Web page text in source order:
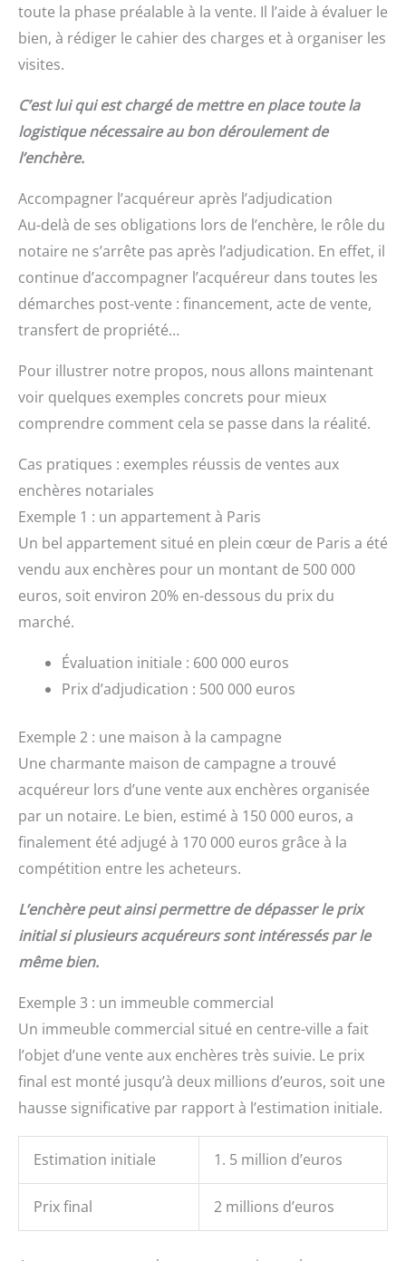
toute la phase préalable à la vente. Il l’aide à évaluer le
bien, à rédiger le cahier des charges et à organiser les
visites.
C’est lui qui est chargé de mettre en place toute la
logistique nécessaire au bon déroulement de
l’enchère.
Accompagner l’acquéreur après l’adjudication
Au-delà de ses obligations lors de l’enchère, le rôle du
notaire ne s’arrête pas après l’adjudication. En effet, il
continue d’accompagner l’acquéreur dans toutes les
démarches post-vente : financement, acte de vente,
transfert de propriété…
Pour illustrer notre propos, nous allons maintenant
voir quelques exemples concrets pour mieux
comprendre comment cela se passe dans la réalité.
Cas pratiques : exemples réussis de ventes aux
enchères notariales
Exemple 1 : un appartement à Paris
Un bel appartement situé en plein cœur de Paris a été
vendu aux enchères pour un montant de 500 000
euros, soit environ 20% en-dessous du prix du
marché.
Évaluation initiale : 600 000 euros
Prix d’adjudication : 500 000 euros
Exemple 2 : une maison à la campagne
Une charmante maison de campagne a trouvé
acquéreur lors d’une vente aux enchères organisée
par un notaire. Le bien, estimé à 150 000 euros, a
finalement été adjugé à 170 000 euros grâce à la
compétition entre les acheteurs.
L’enchère peut ainsi permettre de dépasser le prix
initial si plusieurs acquéreurs sont intéressés par le
même bien.
Exemple 3 : un immeuble commercial
Un immeuble commercial situé en centre-ville a fait
l’objet d’une vente aux enchères très suivie. Le prix
final est monté jusqu’à deux millions d’euros, soit une
hausse significative par rapport à l’estimation initiale.
Estimation initiale 1. 5 million d’euros
Prix final 2 millions d’euros